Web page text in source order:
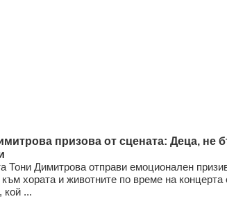
призова от сцената: Деца, не
Тони Димитрова отправи емоционален
хората и животните по време на концерта
кой ...